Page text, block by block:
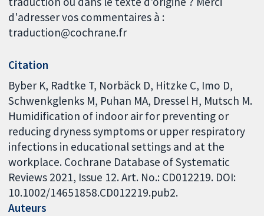
d'adresser vos commentaires à :
traduction@cochrane.fr
Citation
Byber K, Radtke T, Norbäck D, Hitzke C, Imo D,
Schwenkglenks M, Puhan MA, Dressel H, Mutsch M.
Humidification of indoor air for preventing or
reducing dryness symptoms or upper respiratory
infections in educational settings and at the
workplace. Cochrane Database of Systematic
Reviews 2021, Issue 12. Art. No.: CD012219. DOI:
10.1002/14651858.CD012219.pub2.
Auteurs